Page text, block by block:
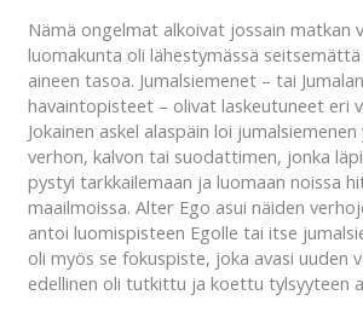
Nämä ongelmat alkoivat jossain matkan
luomakunta oli lähestymässä
aineen tasoa. Jumalsiemenet – tai
havaintopisteet – olivat laskeutuneet eri
Jokainen askel alaspäin loi
verhon, kalvon tai suodattimen, jonka
pystyi tarkkailemaan ja luomaan noissa
maailmoissa. Alter Ego asui näiden
antoi luomispisteen Egolle tai itse
oli myös se fokuspiste, joka avasi uuden
edellinen oli tutkittu ja koettu tylsyyteen